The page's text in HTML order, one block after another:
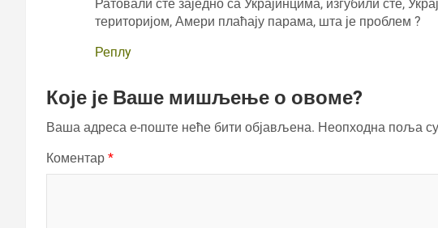
Ратовали сте заједно са Украјинцима, изгубили сте,
територијом, Амери плаћају парама, шта је проблем ?
Реплy
Које је Ваше мишљење о овоме?
Ваша адреса е-поште неће бити објављена. Неопходна поља
Коментар *